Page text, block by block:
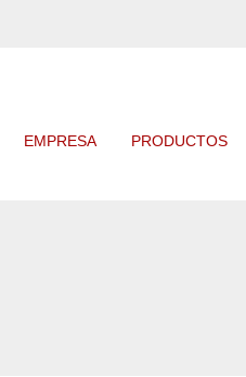
EMPRESA PRODUCTOS